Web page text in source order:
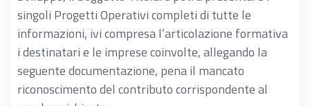
singoli Progetti Operativi completi di tutte le
informazioni, ivi compresa l’articolazione formativa
i destinatari e le imprese coinvolte, allegando la
seguente documentazione, pena il mancato
riconoscimento del contributo corrispondente al